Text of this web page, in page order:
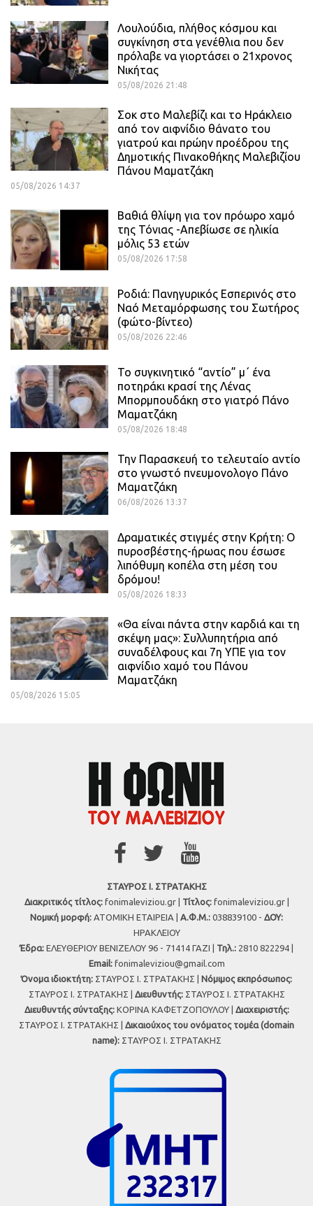
Λουλούδια, πλήθος κόσμου και
συγκίνηση στα γενέθλια που δεν
πρόλαβε να γιορτάσει ο 21χρονος
Νικήτας
05/08/2026 21:48
Σοκ στο Μαλεβίζι και το Ηράκλειο
από τον αιφνίδιο θάνατο του
γιατρού και πρώην προέδρου της
Δημοτικής Πινακοθήκης Μαλεβιζίου
Πάνου Μαματζάκη
05/08/2026 14:37
Βαθιά θλίψη για τον πρόωρο χαμό
της Τόνιας -Απεβίωσε σε ηλικία
μόλις 53 ετών
05/08/2026 17:58
Ροδιά: Πανηγυρικός Εσπερινός στο
Ναό Μεταμόρφωσης του Σωτήρος
(φώτο-βίντεο)
05/08/2026 22:46
Το συγκινητικό “αντίο” μ΄ ένα
ποτηράκι κρασί της Λένας
Μπορμπουδάκη στο γιατρό Πάνο
Μαματζάκη
05/08/2026 18:48
Την Παρασκευή το τελευταίο αντίο
στο γνωστό πνευμονολογο Πάνο
Μαματζάκη
06/08/2026 13:37
Δραματικές στιγμές στην Κρήτη: Ο
πυροσβέστης-ήρωας που έσωσε
λιπόθυμη κοπέλα στη μέση του
δρόμου!
05/08/2026 18:33
«Θα είναι πάντα στην καρδιά και τη
σκέψη μας»: Συλλυπητήρια από
συναδέλφους και 7η ΥΠΕ για τον
αιφνίδιο χαμό του Πάνου
Μαματζάκη
05/08/2026 15:05
ΣΤΑΥΡΟΣ Ι. ΣΤΡΑΤΑΚΗΣ
Διακριτικός τίτλος:fonimaleviziou.gr | Τίτλος:fonimaleviziou.gr |
Νομική μορφή: ΑΤΟΜΙΚΗ ΕΤΑΙΡΕΙΑ | Α.Φ.Μ.: 038839100 - ΔΟΥ:
ΗΡΑΚΛΕΙΟΥ
Έδρα: ΕΛΕΥΘΕΡΙΟΥ ΒΕΝΙΖΕΛΟΥ 96 - 71414 ΓΑΖΙ | Τηλ.: 2810 822294 |
Εmail: fonimaleviziou@gmail.com
Όνομα ιδιοκτήτη: ΣΤΑΥΡΟΣ Ι. ΣΤΡΑΤΑΚΗΣ | Νόμιμος εκπρόσωπος:
ΣΤΑΥΡΟΣ Ι. ΣΤΡΑΤΑΚΗΣ | Διευθυντής:ΣΤΑΥΡΟΣ Ι. ΣΤΡΑΤΑΚΗΣ
Διευθυντής σύνταξης:ΚΟΡΙΝΑ ΚΑΦΕΤΖΟΠΟΥΛΟΥ | Διαχειριστής:
ΣΤΑΥΡΟΣ Ι. ΣΤΡΑΤΑΚΗΣ | Δικαιούχος του ονόματος τομέα (domain
name):ΣΤΑΥΡΟΣ Ι. ΣΤΡΑΤΑΚΗΣ